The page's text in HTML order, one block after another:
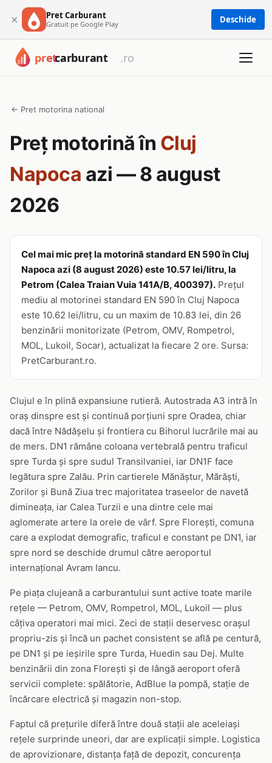
× Pret Carburant
Gratuit pe Google Play Deschide
← Pret motorina national
Preț motorină în Cluj
Napoca azi — 8 august
2026
Cel mai mic preț la motorină standard EN 590 în Cluj
Napoca azi (8 august 2026) este 10.57 lei/litru, la
Petrom (Calea Traian Vuia 141A/B, 400397). Prețul
mediu al motorinei standard EN 590 în Cluj Napoca
este 10.62 lei/litru, cu un maxim de 10.83 lei, din 26
benzinării monitorizate (Petrom, OMV, Rompetrol,
MOL, Lukoil, Socar), actualizat la fiecare 2 ore. Sursa:
PretCarburant.ro.
Clujul e în plină expansiune rutieră. Autostrada A3 intră în
oraș dinspre est și continuă porțiuni spre Oradea, chiar
dacă între Nădășelu și frontiera cu Bihorul lucrările mai au
de mers. DN1 rămâne coloana vertebrală pentru traficul
spre Turda și spre sudul Transilvaniei, iar DN1F face
legătura spre Zalău. Prin cartierele Mănăștur, Mărăști,
Zorilor și Bună Ziua trec majoritatea traseelor de navetă
dimineața, iar Calea Turzii e una dintre cele mai
aglomerate artere la orele de vârf. Spre Florești, comuna
care a explodat demografic, traficul e constant pe DN1, iar
spre nord se deschide drumul către aeroportul
internațional Avram Iancu.
Pe piața clujeană a carburantului sunt active toate marile
rețele — Petrom, OMV, Rompetrol, MOL, Lukoil — plus
câțiva operatori mai mici. Zeci de stații deservesc orașul
propriu-zis și încă un pachet consistent se află pe centură,
pe DN1 și pe ieșirile spre Turda, Huedin sau Dej. Multe
benzinării din zona Florești și de lângă aeroport oferă
servicii complete: spălătorie, AdBlue la pompă, stație de
încărcare electrică și magazin non-stop.
Faptul că prețurile diferă între două stații ale aceleiași
rețele surprinde uneori, dar are explicații simple. Logistica
de aprovizionare, distanța față de depozit, concurența